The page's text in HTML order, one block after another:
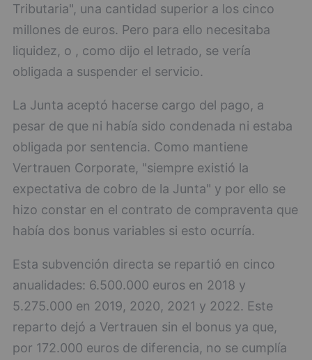
Tributaria", una cantidad superior a los cinco
millones de euros. Pero para ello necesitaba
liquidez, o , como dijo el letrado, se vería
obligada a suspender el servicio.
La Junta aceptó hacerse cargo del pago, a
pesar de que ni había sido condenada ni estaba
obligada por sentencia. Como mantiene
Vertrauen Corporate, "siempre existió la
expectativa de cobro de la Junta" y por ello se
hizo constar en el contrato de compraventa que
había dos bonus variables si esto ocurría.
Esta subvención directa se repartió en cinco
anualidades: 6.500.000 euros en 2018 y
5.275.000 en 2019, 2020, 2021 y 2022. Este
reparto dejó a Vertrauen sin el bonus ya que,
por 172.000 euros de diferencia, no se cumplía